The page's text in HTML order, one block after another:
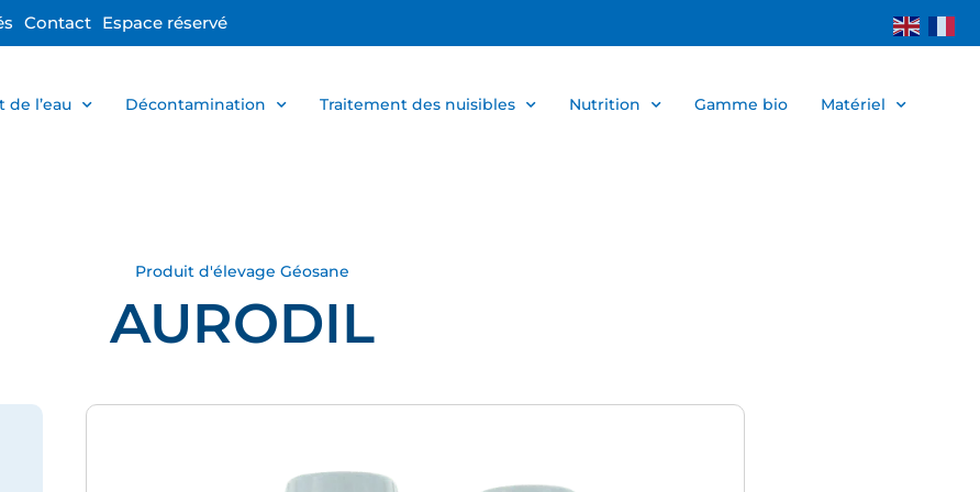
Contact Espace réservé
de l’eau Décontamination Traitement des nuisibles Nutrition Gamme bio Matériel
Produit d'élevage Géosane
AURODIL